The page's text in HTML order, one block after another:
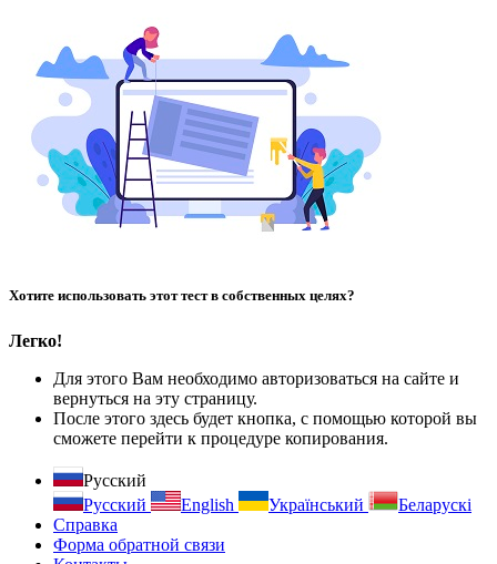
Хотите использовать этот тест в собственных целях?
Легко!
Для этого Вам необходимо авторизоваться на сайте и
вернуться на эту страницу.
После этого здесь будет кнопка, с помощью которой вы
сможете перейти к процедуре копирования.
Русский
Русский
English Український
Беларускі
Справка
Форма обратной связи